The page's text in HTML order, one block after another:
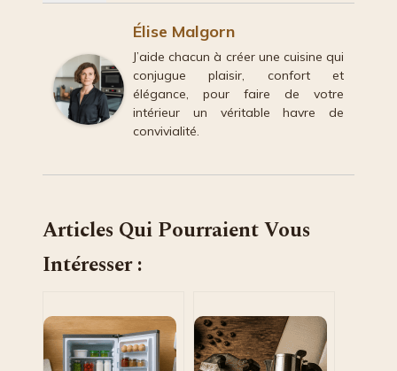
Élise Malgorn
J’aide chacun à créer une cuisine qui
conjugue plaisir, confort et
élégance, pour faire de votre
intérieur un véritable havre de
convivialité.
Articles Qui Pourraient Vous
Intéresser :